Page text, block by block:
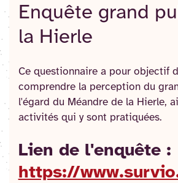
Enquête grand
la Hierle
Ce questionnaire a pour objectif
comprendre la perception du
l'égard du Méandre de la Hierle,
activités qui y sont pratiquées.
Lien de l'enquête :
https://